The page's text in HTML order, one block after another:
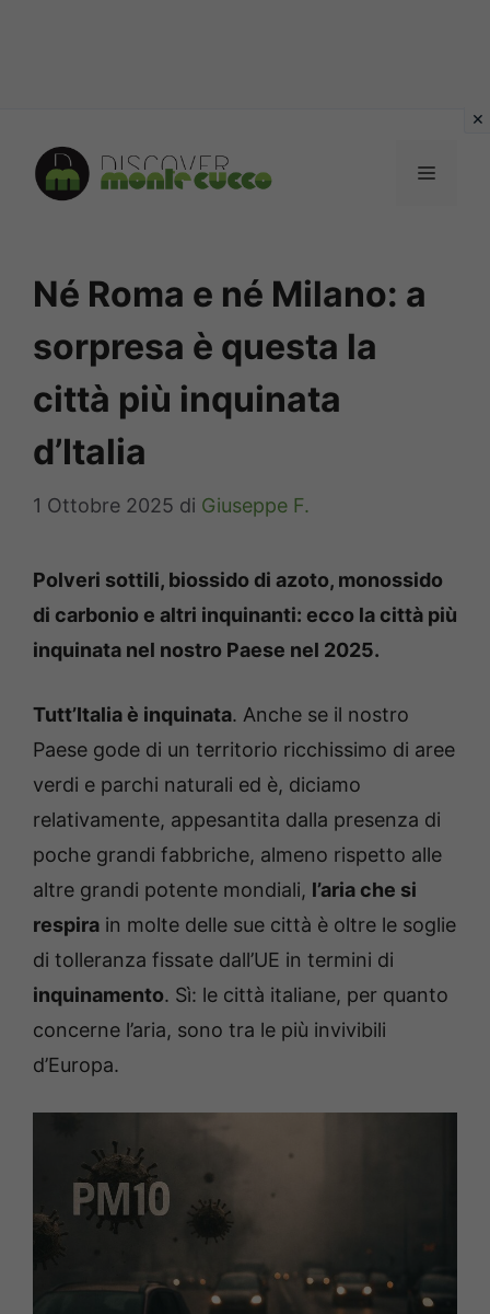
contenuto
MENU
Né Roma e né Milano: a
sorpresa è questa la
città più inquinata
d’Italia
1 Ottobre 2025 di Giuseppe F.
Polveri sottili, biossido di azoto, monossido
di carbonio e altri inquinanti: ecco la città più
inquinata nel nostro Paese nel 2025.
Tutt’Italia è inquinata. Anche se il nostro
Paese gode di un territorio ricchissimo di aree
verdi e parchi naturali ed è, diciamo
relativamente, appesantita dalla presenza di
poche grandi fabbriche, almeno rispetto alle
altre grandi potente mondiali, l’aria che si
respira in molte delle sue città è oltre le soglie
di tolleranza fissate dall’UE in termini di
inquinamento. Sì: le città italiane, per quanto
concerne l’aria, sono tra le più invivibili
d’Europa.